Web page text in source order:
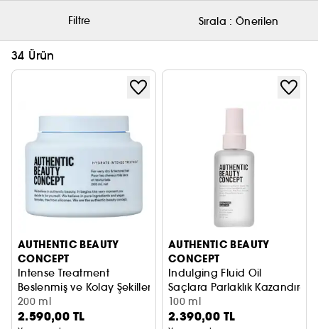
Filtre Sırala : Önerilen
34 Ürün
AUTHENTIC BEAUTY
CONCEPT
Intense Treatment
Beslenmiş ve Kolay Şekillenen Saçlar için Nemlendirici
200 ml
2.590,00 TL
AUTHENTIC BEAUTY
CONCEPT
Indulging Fluid Oil
Saçlara Parlaklık
100 ml
2.390,00 TL